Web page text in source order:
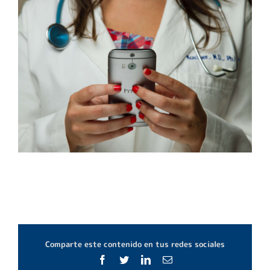
Comparte este contenido en tus redes sociales
Facebook
TwitterLinkedInCorreo